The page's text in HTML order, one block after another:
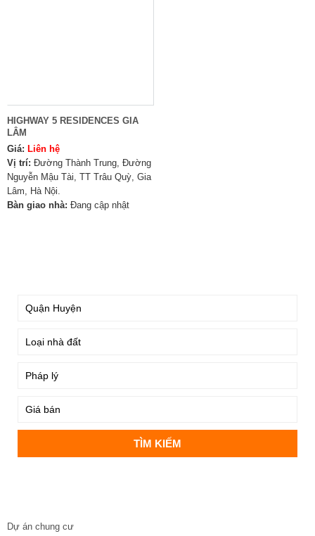
HIGHWAY 5 RESIDENCES GIA
LÂM
Giá: Liên hệ
Vị trí: Đường Thành Trung, Đường
Nguyễn Mậu Tài, TT Trâu Quỳ, Gia
Lâm, Hà Nội.
Bàn giao nhà: Đang cập nhật
Dự án chung cư